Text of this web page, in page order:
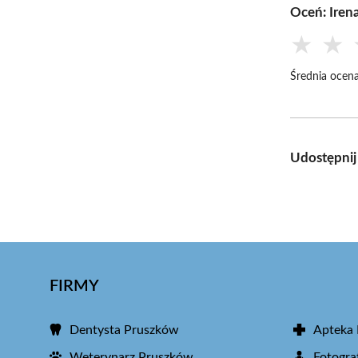
Oceń:
★ ★
Średnia
Udostępnij
FIRMY
Dentysta Pruszków Apteka